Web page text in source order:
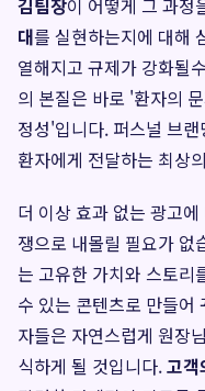
김팀장이 어떻게 그 과정
대를 실현하는지에 대해
열해지고 규제가 강화될
의 본질은 바로 '환자의
정성'입니다. 퍼스널 브
환자에게 전달하는 최상
더 이상 효과 없는 광고
쟁으로 내몰릴 필요가 없
는 고유한 가치와 스토리
수 있는 콘텐츠로 만들어
자들은 자연스럽게 원장
식하게 될 것입니다.고객